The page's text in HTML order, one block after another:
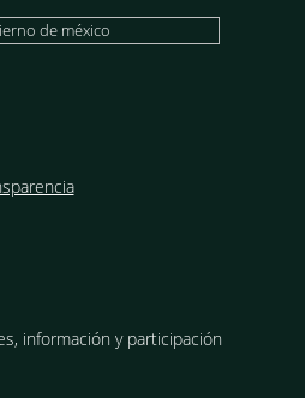
información y participación